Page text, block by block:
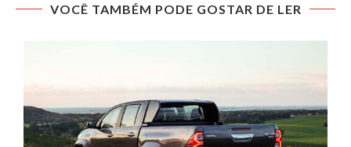
VOCÊ TAMBÉM PODE GOSTAR DE LER